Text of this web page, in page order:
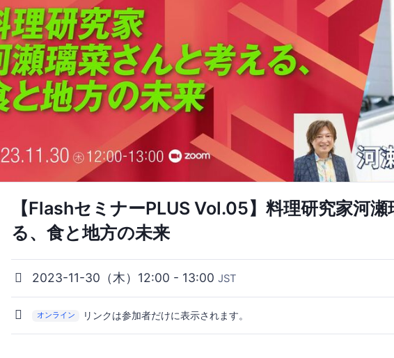
【FlashセミナーPLUS Vol.05】料理研究家河瀬
る、食と地方の未来
2023-11-30（木）12:00 - 13:00 JST
オンライン リンクは参加者だけに表示されます。